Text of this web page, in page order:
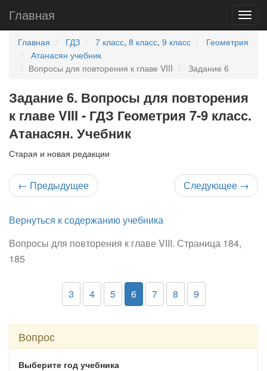
Главная
Главная ГДЗ 7 класс, 8 класс, 9 класс
Геометрия
Атанасян учебник
Вопросы для повторения к главе VIII
Задание 6
Задание 6. Вопросы для повторения
к главе VIII - ГДЗ Геометрия 7-9 класс.
Атанасян. Учебник
Старая и новая редакции
← Предыдущее Следующее →
Вернуться к содержанию учебника
Вопросы для повторения к главе VIII. Страница 184,
185
3 4 5 6 7 8 9
Вопрос
Выберите год учебника